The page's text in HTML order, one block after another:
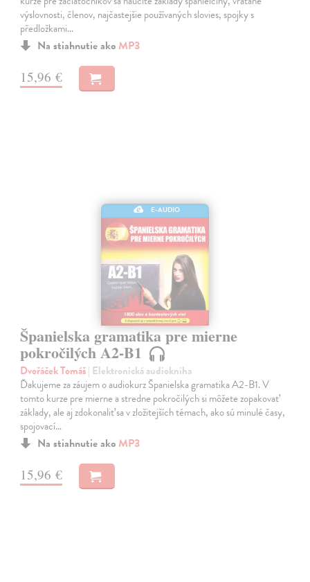
výslovnosti, členov, najčastejšie používaných slovies, spojky s
předložkami…
Na stiahnutie ako MP3
15,96 €
E-AUDIO
Španielska gramatika pre mierne
pokročilých A2-B1
Dvořáček Tomáš| Elektronická audiokniha
Ďakujeme za záujem o audiokurz Španielska gramatika A2-B1. V
tomto kurze pre mierne a stredne pokročilých si môžete zopakovať
základy, ale aj zdokonaliť sa v zložitejších témach, ako sú minulé časy,
spojovací…
Na stiahnutie ako MP3
15,96 €